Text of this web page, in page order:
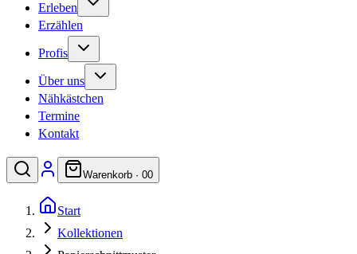
Erleben
Erzählen
Profis
Über uns
Nähkästchen
Termine
Kontakt
Warenkorb · 00
Start
Kollektionen